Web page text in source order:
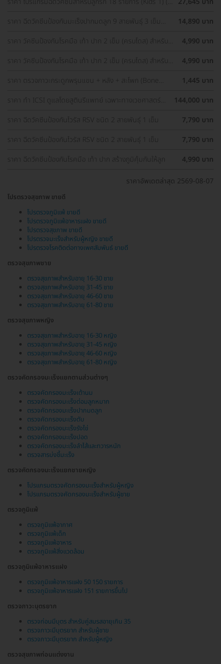
ราคา ฉีดวัคซีนป้องกันมะเร็งปากมดลูก 9 สายพันธุ์ 3 เข็ม
14,890 บาท
ราคา วัคซีนป้องกันโรคมือ เท้า ปาก 2 เข็ม (ครบโดส) สำหรับ
4,990 บาท
ราคา วัคซีนป้องกันโรคมือ เท้า ปาก 2 เข็ม (ครบโดส) สำหรับ
4,990 บาท
ราคา ตรวจภาวะกระดูกพรุนแขน + หลัง + สะโพก (Bone
1,445 บาท
ราคา ทำ ICSI ดูแลโดยสูตินรีแพทย์ เฉพาะทางเวชศาสตร์
144,000 บาท
ราคา ฉีดวัคซีนป้องกันไวรัส RSV ชนิด 2 สายพันธ์ุ 1 เข็ม
7,790 บาท
ราคา ฉีดวัคซีนป้องกันไวรัส RSV ชนิด 2 สายพันธ์ุ 1 เข็ม
7,790 บาท
ราคา ฉีดวัคซีนป้องกันโรคมือ เท้า ปาก สร้างภูมิคุ้มกันให้ลูก
4,990 บาท
ราคาอัพเดตล่าสุด 2569-08-07
โปรตรวจสุขภาพ ขายดี
โปรตรวจภูมิแพ้ ขายดี
โปรตรวจภูมิแพ้อาหารแฝง ขายดี
โปรตรวจสุขภาพ ขายดี
โปรตรวจมะเร็งสำหรับผู้หญิง ขายดี
โปรตรวจโรคติดต่อทางเพศสัมพันธ์ ขายดี
ตรวจสุขภาพชาย
ตรวจสุขภาพสำหรับอายุ 16-30 ชาย
ตรวจสุขภาพสำหรับอายุ 31-45 ชาย
ตรวจสุขภาพสำหรับอายุ 46-60 ชาย
ตรวจสุขภาพสำหรับอายุ 61-80 ชาย
ตรวจสุขภาพหญิง
ตรวจสุขภาพสำหรับอายุ 16-30 หญิง
ตรวจสุขภาพสำหรับอายุ 31-45 หญิง
ตรวจสุขภาพสำหรับอายุ 46-60 หญิง
ตรวจสุขภาพสำหรับอายุ 61-80 หญิง
ตรวจคัดกรองมะเร็งแยกตามส่วนต่างๆ
ตรวจคัดกรองมะเร็งเต้านม
ตรวจคัดกรองมะเร็งต่อมลูกหมาก
ตรวจคัดกรองมะเร็งปากมดลูก
ตรวจคัดกรองมะเร็งตับ
ตรวจคัดกรองมะเร็งรังไข่
ตรวจคัดกรองมะเร็งปอด
ตรวจคัดกรองมะเร็งลำไส้และทวารหนัก
ตรวจสารบ่งชี้มะเร็ง
ตรวจคัดกรองมะเร็งแยกชายหญิง
โปรแกรมตรวจคัดกรองมะเร็งสำหรับผู้หญิง
โปรแกรมตรวจคัดกรองมะเร็งสำหรับผู้ชาย
ตรวจภูมิแพ้
ตรวจภูมิแพ้อากาศ
ตรวจภูมิแพ้เด็ก
ตรวจภูมิแพ้อาหาร
ตรวจภูมิแพ้สิ่งแวดล้อม
ตรวจภูมิแพ้อาหารแฝง
ตรวจภูมิแพ้อาหารแฝง 50 150 รายการ
ตรวจภูมิแพ้อาหารแฝง 151 รายการขึ้นไป
ตรวจภาวะบุตรยาก
ตรวจก่อนมีบุตร สำหรับคู่สมรสอายุเกิน 35
ตรวจภาวะมีบุตรยาก สำหรับผู้ชาย
ตรวจภาวะมีบุตรยาก สำหรับผู้หญิง
ตรวจสุขภาพก่อนแต่งงาน